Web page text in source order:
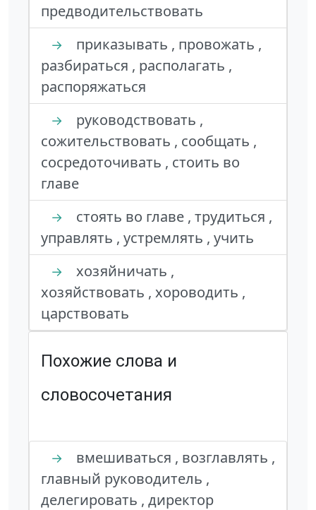
предводительствовать
→
приказывать , провожать ,
разбираться , располагать ,
распоряжаться
→
руководствовать ,
сожительствовать , сообщать ,
сосредоточивать , стоить во
главе
→
стоять во главе , трудиться ,
управлять , устремлять , учить
→
хозяйничать ,
хозяйствовать , хороводить ,
царствовать
Похожие слова и
словосочетания
→
вмешиваться , возглавлять ,
главный руководитель ,
делегировать , директор